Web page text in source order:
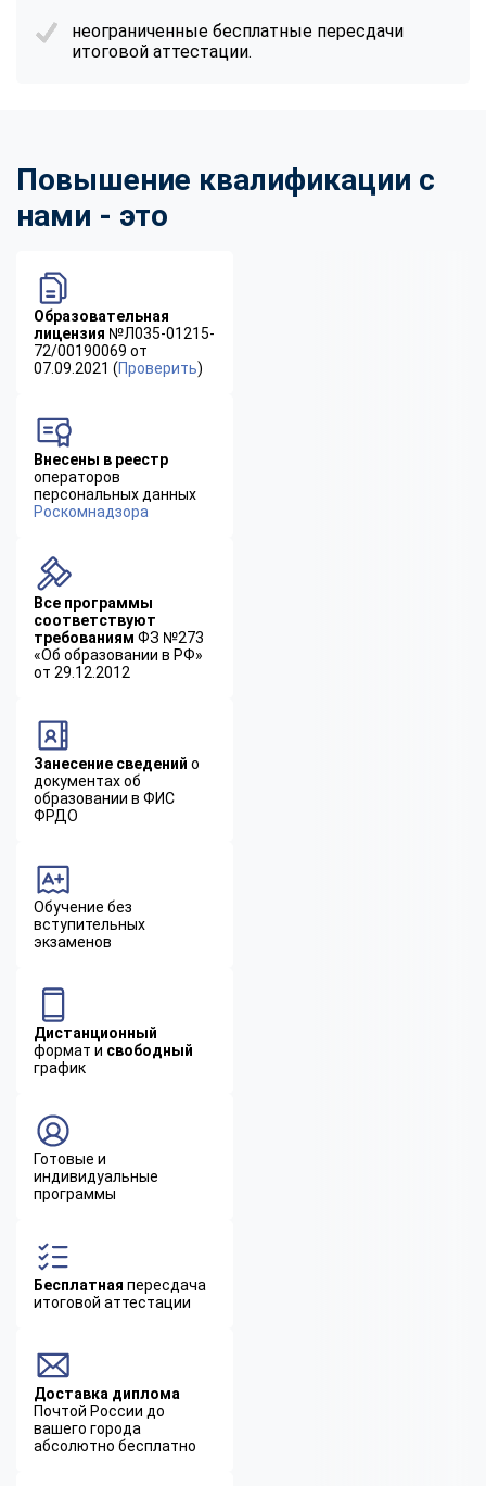
неограниченные бесплатные пересдачи
итоговой аттестации.
Повышение квалификации с
нами - это
Образовательная
лицензия №Л035-01215-
72/00190069 от
07.09.2021 (Проверить)
Внесены в реестр
операторов
персональных данных
Роскомнадзора
Все программы
соответствуют
требованиям ФЗ №273
«Об образовании в РФ»
от 29.12.2012
Занесение сведений о
документах об
образовании в ФИС
ФРДО
Обучение без
вступительных
экзаменов
Дистанционный
формат и свободный
график
Готовые и
индивидуальные
программы
Бесплатная пересдача
итоговой аттестации
Доставка диплома
Почтой России до
вашего города
абсолютно бесплатно